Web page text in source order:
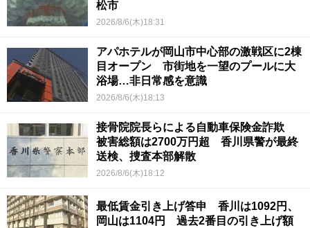
松市
2026/8/6(木)18:31
アパホテルが岡山市中心部の激戦区に2棟
目オープン 市街地を一望のプールに大
浴場…非日常感を意識
2026/8/6(木)18:13
接骨院院長らによる自動車保険金詐欺
被害総額は2700万円超 香川県警が最終
送検、捜査本部解散
2026/8/6(木)18:12
最低賃金引き上げ答申 香川は1092円、
岡山は1104円 過去2番目の引き上げ額